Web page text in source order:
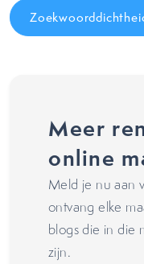
Meer
online
Meld je nu aan
ontvang elke
blogs die in die
zijn.